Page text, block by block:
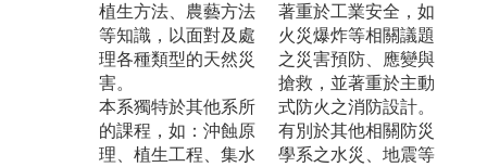
植生方法、農藝方法
等知識，以面對及處
理各種類型的天然災
害。
本系獨特於其他系所
的課程，如：沖蝕原
理、植生工程、集水
著重於工業安全，如
火災爆炸等相關議題
之災害預防、應變與
搶救，並著重於主動
式防火之消防設計。
有別於其他相關防災
學系之水災、地震等